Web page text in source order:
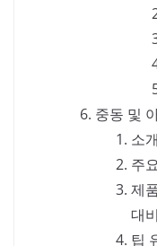
중동 및
소개
주
제
대
팁